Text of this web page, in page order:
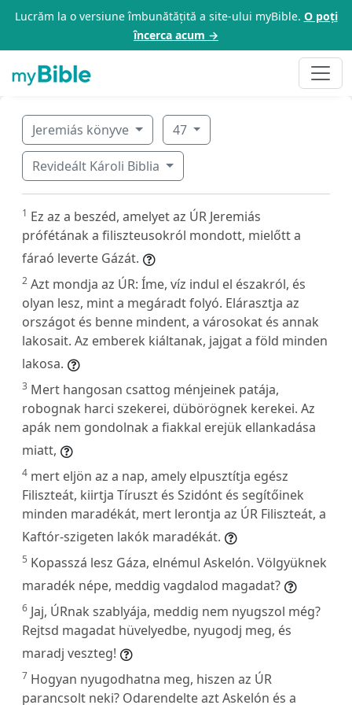
Lucrăm la o versiune îmbunătățită a site-ului myBible. O poți
încerca acum →
Jeremiás könyve 47
Revideált Károli Biblia
1 Ez az a beszéd, amelyet az ÚR Jeremiás
prófétának a filiszteusokról mondott, mielőtt a
fáraó leverte Gázát.
2 Azt mondja az ÚR: Íme, víz indul el északról, és
olyan lesz, mint a megáradt folyó. Elárasztja az
országot és benne mindent, a városokat és annak
lakosait. Az emberek kiáltanak, jajgat a föld minden
lakosa.
3 Mert hangosan csattog ménjeinek patája,
robognak harci szekerei, dübörögnek kerekei. Az
apák nem gondolnak a fiakkal erejük ellankadása
miatt,
4 mert eljön az a nap, amely elpusztítja egész
Filiszteát, kiirtja Tíruszt és Szidónt és segítőinek
minden maradékát, mert lerontja az ÚR Filiszteát, a
Kaftór-szigeten lakók maradékát.
5 Kopasszá lesz Gáza, elnémul Askelón. Völgyüknek
maradék népe, meddig vagdalod magadat?
6 Jaj, ÚRnak szablyája, meddig nem nyugszol még?
Rejtsd magadat hüvelyedbe, nyugodj meg, és
maradj veszteg!
7 Hogyan nyugodhatna meg, hiszen az ÚR
parancsolt neki? Odarendelte azt Askelón és a